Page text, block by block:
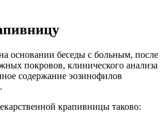
основании беседы с больным, после
покровов, клинического анализа
содержание эозинофилов
крапивницы таково: